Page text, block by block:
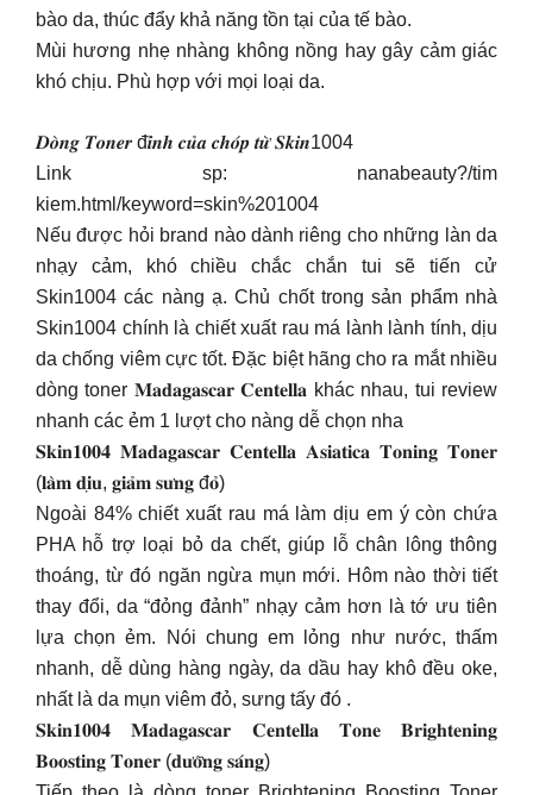
bào da, thúc đẩy khả năng tồn tại của tế bào.
Mùi hương nhẹ nhàng không nồng hay gây cảm giác
khó chịu. Phù hợp với mọi loại da.
𝑫𝒐̀𝒏𝒈 𝑻𝒐𝒏𝒆𝒓 đ𝒊̉𝒏𝒉 𝒄𝒖̉𝒂 𝒄𝒉𝒐́𝒑 𝒕𝒖̛̀ 𝑺𝒌𝒊𝒏1004
Link sp: nanabeauty?/tim
kiem.html/keyword=skin%201004
Nếu được hỏi brand nào dành riêng cho những làn da
nhạy cảm, khó chiều chắc chắn tui sẽ tiến cử
Skin1004 các nàng ạ. Chủ chốt trong sản phẩm nhà
Skin1004 chính là chiết xuất rau má lành lành tính, dịu
da chống viêm cực tốt. Đặc biệt hãng cho ra mắt nhiều
dòng toner 𝐌𝐚𝐝𝐚𝐠𝐚𝐬𝐜𝐚𝐫 𝐂𝐞𝐧𝐭𝐞𝐥𝐥𝐚 khác nhau, tui review
nhanh các ẻm 1 lượt cho nàng dễ chọn nha
𝐒𝐤𝐢𝐧𝟏𝟎𝟎𝟒 𝐌𝐚𝐝𝐚𝐠𝐚𝐬𝐜𝐚𝐫 𝐂𝐞𝐧𝐭𝐞𝐥𝐥𝐚 𝐀𝐬𝐢𝐚𝐭𝐢𝐜𝐚 𝐓𝐨𝐧𝐢𝐧𝐠 𝐓𝐨𝐧𝐞𝐫
(𝐥𝐚̀𝐦 𝐝𝐢̣𝐮, 𝐠𝐢𝐚̉𝐦 𝐬𝐮̛𝐧𝐠 đ𝐨̉)
Ngoài 84% chiết xuất rau má làm dịu em ý còn chứa
PHA hỗ trợ loại bỏ da chết, giúp lỗ chân lông thông
thoáng, từ đó ngăn ngừa mụn mới. Hôm nào thời tiết
thay đổi, da “đỏng đảnh” nhạy cảm hơn là tớ ưu tiên
lựa chọn ẻm. Nói chung em lỏng như nước, thấm
nhanh, dễ dùng hàng ngày, da dầu hay khô đều oke,
nhất là da mụn viêm đỏ, sưng tấy đó .
𝐒𝐤𝐢𝐧𝟏𝟎𝟎𝟒 𝐌𝐚𝐝𝐚𝐠𝐚𝐬𝐜𝐚𝐫 𝐂𝐞𝐧𝐭𝐞𝐥𝐥𝐚 𝐓𝐨𝐧𝐞 𝐁𝐫𝐢𝐠𝐡𝐭𝐞𝐧𝐢𝐧𝐠
𝐁𝐨𝐨𝐬𝐭𝐢𝐧𝐠 𝐓𝐨𝐧𝐞𝐫 (𝐝𝐮̛𝐨̛̃𝐧𝐠 𝐬𝐚́𝐧𝐠)